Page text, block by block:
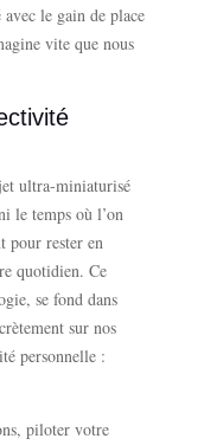
le gain de place
vite que nous
ultra-miniaturisé
le temps où l’on
pour rester en
quotidien. Ce
se fond dans
sur nos
personnelle :
piloter votre